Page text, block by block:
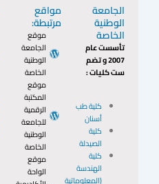
الجامعة
الوطنية
الخاصة
تأسست عام
2007 و تضم
ست كليات :
كلية طب
أسنان
كلية
الصيدلة
كلية
الهندسة
(المعلوماتية
مواقع
مرتبطة:
موقع
الجامعة
الوطنية
الخاصة
موقع
المكتبة
الرقمية
للجامعة
الوطنية
الخاصة
موقع
الواحة